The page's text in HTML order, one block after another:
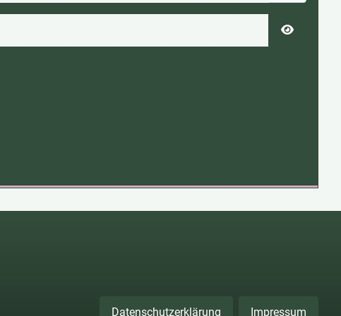
Datenschutzerklärung Impressum